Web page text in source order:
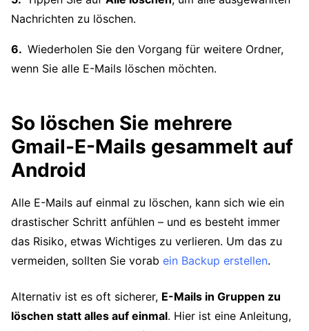
Nachrichten zu löschen.
Wiederholen Sie den Vorgang für weitere Ordner,
wenn Sie alle E-Mails löschen möchten.
So löschen Sie mehrere
Gmail-E-Mails gesammelt auf
Android
Alle E-Mails auf einmal zu löschen, kann sich wie ein
drastischer Schritt anfühlen – und es besteht immer
das Risiko, etwas Wichtiges zu verlieren. Um das zu
vermeiden, sollten Sie vorab ein Backup erstellen.
Alternativ ist es oft sicherer, E-Mails in Gruppen zu
löschen statt alles auf einmal. Hier ist eine Anleitung,